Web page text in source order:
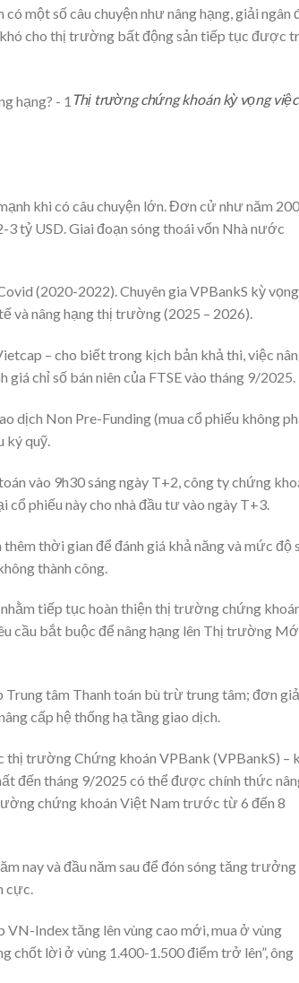
một số câu chuyện như nâng hạng, giải ngân
cho thị trường bất động sản tiếp tục được
Thị trường chứng khoán kỳ vọng việc
khi có câu chuyện lớn. Đơn cử như năm
tỷ USD. Giai đoạn sóng thoái vốn Nhà nước
(2020-2022). Chuyên gia VPBankS kỳ vọng
và nâng hạng thị trường (2025 – 2026).
– cho biết trong kịch bản khả thi, việc
chỉ số bán niên của FTSE vào tháng 9/2025.
dịch Non Pre-Funding (mua cổ phiếu không
ký quỹ.
vào 9h30 sáng ngày T+2, công ty chứng
phiếu này cho nhà đầu tư vào ngày T+3.
thời gian để đánh giá khả năng và mức độ
thành công.
tiếp tục hoàn thiện thị trường chứng
cầu bắt buộc để nâng hạng lên Thị trường
tâm Thanh toán bù trừ trung tâm; đơn
cấp hệ thống hạ tầng giao dịch.
thị trường Chứng khoán VPBank (VPBankS) –
đến tháng 9/2025 có thể được chính thức
chứng khoán Việt Nam trước từ 6 đến 8
nay và đầu năm sau để đón sóng tăng trưởng
cực.
Index tăng lên vùng cao mới, mua ở vùng
chốt lời ở vùng 1.400-1.500 điểm trở lên”, ông